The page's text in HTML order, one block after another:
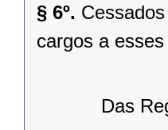
§ 6º.
cargos a
Das